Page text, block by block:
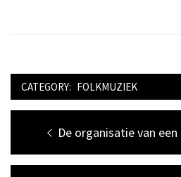
CATEGORY: FOLKMUZIEK
navigatie
Previous
post:
De organisatie van